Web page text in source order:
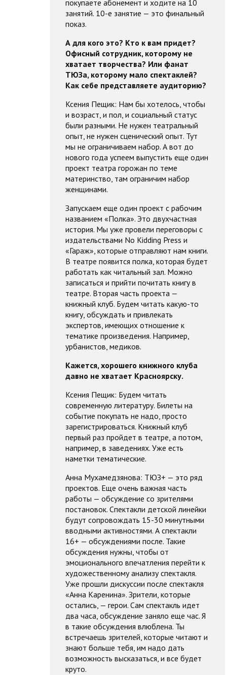
покупаете абонемент и ходите на 10
занятий. 10-е занятие — это финальный
показ.
А для кого это? Кто к вам придет?
Офисный сотрудник, которому не
хватает творчества? Или фанат
ТЮЗа, которому мало спектаклей?
Как себе представляете аудиторию?
Ксения Пещик: Нам бы хотелось, чтобы
и возраст, и пол, и социальный статус
были разными. Не нужен театральный
опыт, не нужен сценический опыт. Тут
мы не ограничиваем набор. А вот до
нового года успеем выпустить еще один
проект театра горожан по теме
материнство, там ограничим набор
женщинами.
Запускаем еще один проект с рабочим
названием «Полка». Это двухчастная
история. Мы уже провели переговоры с
издательствами No Kidding Press и
«Гараж», которые отправляют нам книги.
В театре появится полка, которая будет
работать как читальный зал. Можно
записаться и прийти почитать книгу в
театре. Вторая часть проекта —
книжный клуб. Будем читать какую-то
книгу, обсуждать и привлекать
экспертов, имеющих отношение к
тематике произведения. Например,
урбанистов, медиков.
Кажется, хорошего книжного клуба
давно не хватает Красноярску.
Ксения Пещик: Будем читать
современную литературу. Билеты на
событие покупать не надо, просто
зарегистрироваться. Книжный клуб
первый раз пройдет в театре, а потом,
например, в заведениях. Уже есть
наметки тематические.
Анна Мухамедзянова: ТЮЗ+ — это ряд
проектов. Еще очень важная часть
работы — обсуждение со зрителями
постановок. Спектакли детской линейки
будут сопровождать 15-30 минутными
вводными активностями. А спектакли
16+ — обсуждениями после. Такие
обсуждения нужны, чтобы от
эмоционального впечатления перейти к
художественному анализу спектакля.
Уже прошли дискуссии после спектакля
«Анна Каренина». Зрители, которые
остались, — герои. Сам спектакль идет
два часа, обсуждение заняло еще час. Я
в такие обсуждения влюблена. Ты
встречаешь зрителей, которые читают и
знают больше тебя, им надо дать
возможность высказаться, и все будет
круто.